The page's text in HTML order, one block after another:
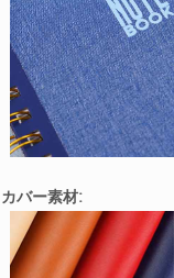
カバー素材: